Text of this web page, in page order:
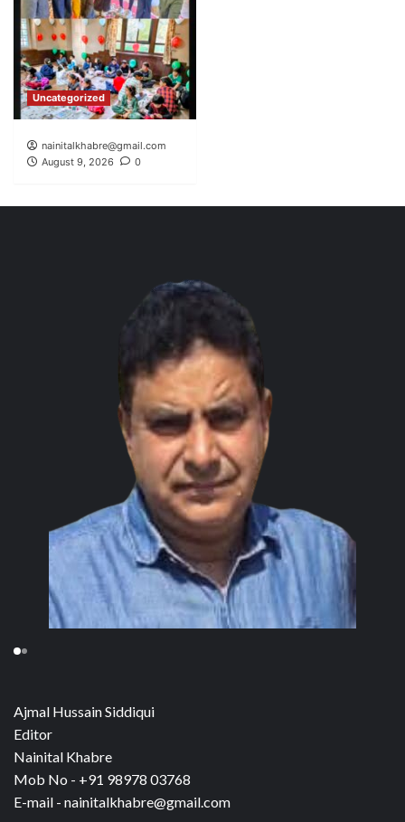
Uncategorized
nainitalkhabre@gmail.com
August 9, 2026
0
Ajmal Hussain Siddiqui
Editor
Nainital Khabre
Mob No - +91 98978 03768
E-mail - nainitalkhabre@gmail.com